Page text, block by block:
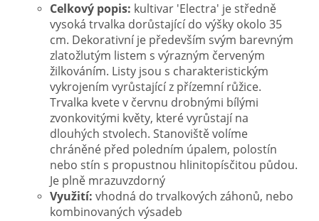
Celkový popis: kultivar 'Electra' je středně
vysoká trvalka dorůstající do výšky okolo 35
cm. Dekorativní je především svým barevným
zlatožlutým listem s výrazným červeným
žilkováním. Listy jsou s charakteristickým
vykrojením vyrůstající z přízemní růžice.
Trvalka kvete v červnu drobnými bílými
zvonkovitými květy, které vyrůstají na
dlouhých stvolech. Stanoviště volíme
chráněné před poledním úpalem, polostín
nebo stín s propustnou hlinitopísčitou půdou.
Je plně mrazuvzdorný
Využití: vhodná do trvalkových záhonů, nebo
kombinovaných výsadeb